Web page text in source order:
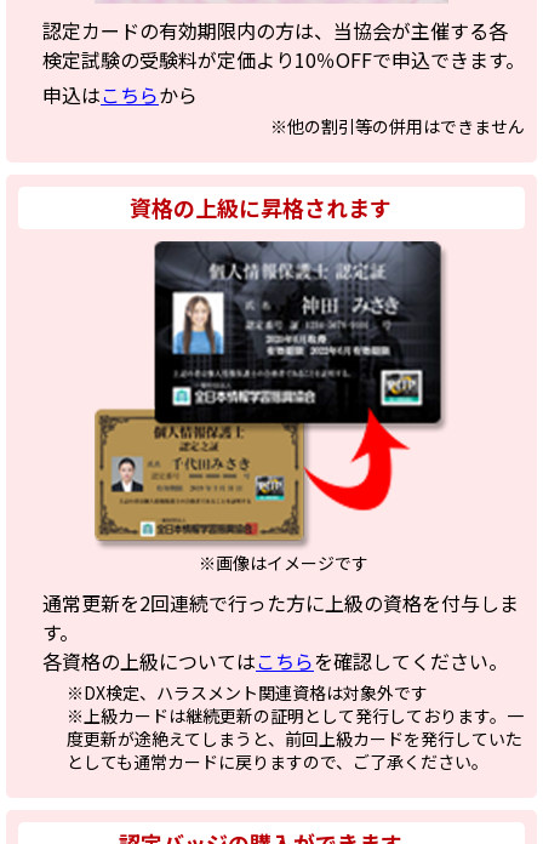
認定カードの有効期限内の方は、当協会が主催する各
検定試験の受験料が定価より10％OFFで申込できます。
申込はこちらから
※他の割引等の併用はできません
資格の上級に昇格されます
※画像はイメージです
通常更新を2回連続で行った方に上級の資格を付与しま
す。
各資格の上級についてはこちらを確認してください。
※DX検定、ハラスメント関連資格は対象外です
※上級カードは継続更新の証明として発行しております。一
度更新が途絶えてしまうと、前回上級カードを発行していた
としても通常カードに戻りますので、ご了承ください。